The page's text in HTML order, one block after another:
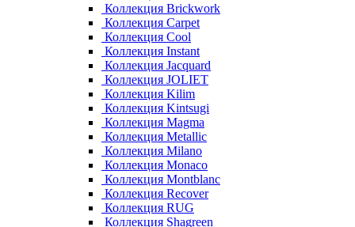
Коллекция Brickwork
Коллекция Carpet
Коллекция Cool
Коллекция Instant
Коллекция Jacquard
Коллекция JOLIET
Коллекция Kilim
Коллекция Kintsugi
Коллекция Magma
Коллекция Metallic
Коллекция Milano
Коллекция Monaco
Коллекция Montblanc
Коллекция Recover
Коллекция RUG
Коллекция Shagreen